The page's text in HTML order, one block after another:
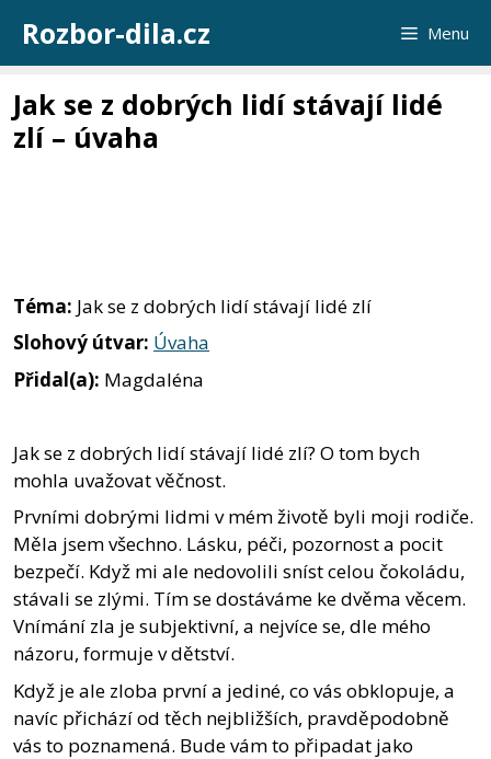
obsah
Rozbor-dila.cz Menu
Jak se z dobrých lidí stávají lidé
zlí – úvaha
Téma: Jak se z dobrých lidí stávají lidé zlí
Slohový útvar: Úvaha
Přidal(a): Magdaléna
Jak se z dobrých lidí stávají lidé zlí? O tom bych
mohla uvažovat věčnost.
Prvními dobrými lidmi v mém životě byli moji rodiče.
Měla jsem všechno. Lásku, péči, pozornost a pocit
bezpečí. Když mi ale nedovolili sníst celou čokoládu,
stávali se zlými. Tím se dostáváme ke dvěma věcem.
Vnímání zla je subjektivní, a nejvíce se, dle mého
názoru, formuje v dětství.
Když je ale zloba první a jediné, co vás obklopuje, a
navíc přichází od těch nejbližších, pravděpodobně
vás to poznamená. Bude vám to připadat jako